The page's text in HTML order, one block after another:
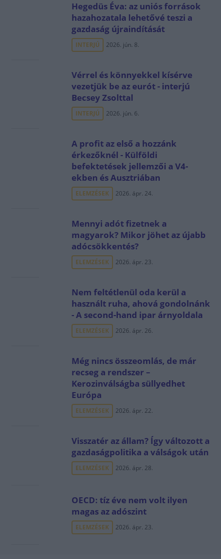
Hegedüs Éva: az uniós források
hazahozatala lehetővé teszi a
gazdaság újraindítását
INTERJÚ 2026. jún. 8.
Vérrel és könnyekkel kísérve
vezetjük be az eurót - interjú
Becsey Zsolttal
INTERJÚ 2026. jún. 6.
A profit az első a hozzánk
érkezőknél - Külföldi
befektetések jellemzői a V4-
ekben és Ausztriában
ELEMZÉSEK 2026. ápr. 24.
Mennyi adót fizetnek a
magyarok? Mikor jöhet az újabb
adócsökkentés?
ELEMZÉSEK 2026. ápr. 23.
Nem feltétlenül oda kerül a
használt ruha, ahová gondolnánk
- A second-hand ipar árnyoldala
ELEMZÉSEK 2026. ápr. 26.
Még nincs összeomlás, de már
recseg a rendszer –
Kerozinválságba süllyedhet
Európa
ELEMZÉSEK 2026. ápr. 22.
Visszatér az állam? Így változott a
gazdaságpolitika a válságok után
ELEMZÉSEK 2026. ápr. 28.
OECD: tíz éve nem volt ilyen
magas az adószint
ELEMZÉSEK 2026. ápr. 23.